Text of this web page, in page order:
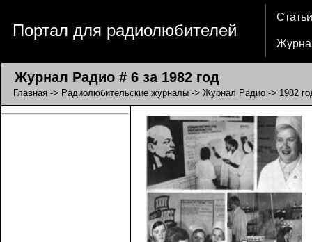
Портал для радиолюбителей
Статьи
Журнал Радио # 6 за 1982 год
Главная -> Радиолюбительские журналы -> Журнал Радио -> 1982